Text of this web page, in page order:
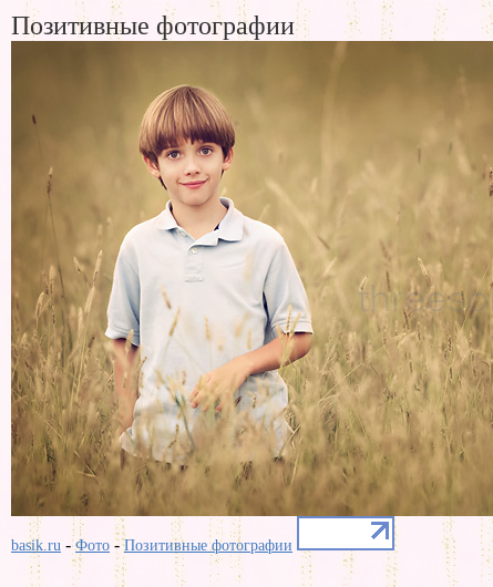
Позитивные фотографии
basik.ru -Фото -Позитивные фотографии